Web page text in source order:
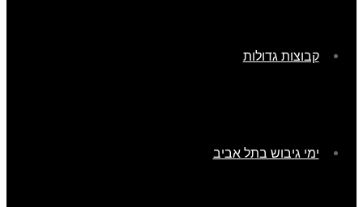
קבוצות גדולות
ימי גיבוש בתל אביב